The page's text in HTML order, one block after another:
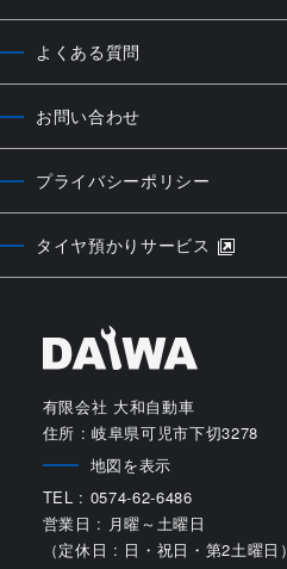
よくある質問
お問い合わせ
プライバシーポリシー
タイヤ預かりサービス
有限会社 大和自動車
住所 : 岐阜県可児市下切3278
地図を表示
TEL : 0574-62-6486
営業日 : 月曜～土曜日
（定休日 : 日・祝日・第2土曜日）